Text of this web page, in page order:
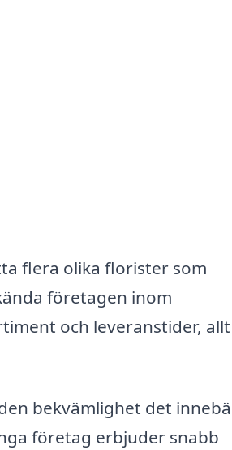
flera olika florister som
företagen inom
och leveranstider,
bekvämlighet det
företag erbjuder snabb